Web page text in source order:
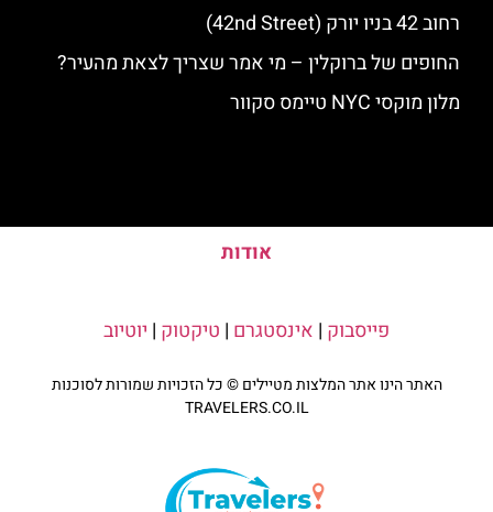
רחוב 42 בניו יורק (42nd Street)
החופים של ברוקלין – מי אמר שצריך לצאת מהעיר?
מלון מוקסי NYC טיימס סקוור
אודות
פייסבוק | אינסטגרם | טיקטוק | יוטיוב
האתר הינו אתר המלצות מטיילים © כל הזכויות שמורות לסוכנות
TRAVELERS.CO.IL